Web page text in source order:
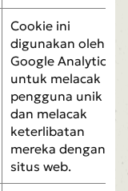
Cookie ini
digunakan oleh
Google Analytics
untuk melacak
pengguna unik
dan melacak
keterlibatan
mereka dengan
situs web.